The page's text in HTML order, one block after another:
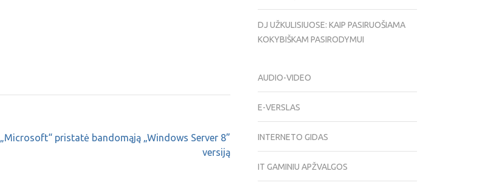
„Microsoft“ pristatė bandomąją „Windows Server 8”
versiją
DJ UŽKULISIUOSE: KAIP PASIRUOŠIAMA
KOKYBIŠKAM PASIRODYMUI
AUDIO-VIDEO
E-VERSLAS
INTERNETO GIDAS
IT GAMINIU APŽVALGOS